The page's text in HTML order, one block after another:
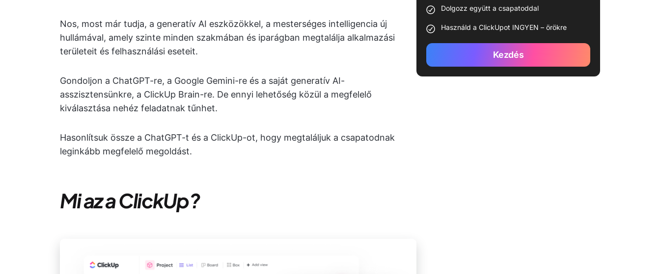
Nos, most már tudja, a generatív AI eszközökkel, a mesterséges intelligencia új
hullámával, amely szinte minden szakmában és iparágban megtalálja alkalmazási
területeit és felhasználási eseteit.
Gondoljon a ChatGPT-re, a Google Gemini-re és a saját generatív AI-
asszisztensünkre, a ClickUp Brain-re. De ennyi lehetőség közül a megfelelő
kiválasztása nehéz feladatnak tűnhet.
Hasonlítsuk össze a ChatGPT-t és a ClickUp-ot, hogy megtaláljuk a csapatodnak
leginkább megfelelő megoldást.
Mi az a ClickUp?
Dolgozz együtt a csapatoddal
Használd a ClickUpot INGYEN – örökre
Kezdés